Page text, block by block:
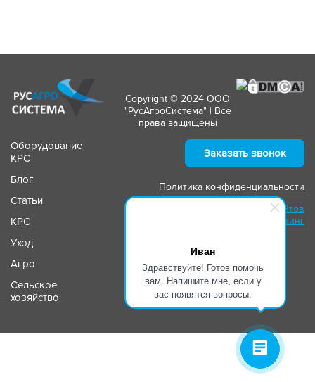
Иван
Здравствуйте! Готов помочь
вам. Напишите мне, если у
вас появятся вопросы.
Copyright © 2024 ООО
"РусАгроСистема" | Все
права защищены
Оборудование
КРС
Блог
Статьи
КРС
Уход
Агро
Сельское
хозяйство
Заказать звонок
Политика конфиденциальности
Создание сайтов
Маркетинг